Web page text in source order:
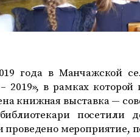
года в Манчажской
2019», в рамках
книжная выставка —
проведено мероприятие,